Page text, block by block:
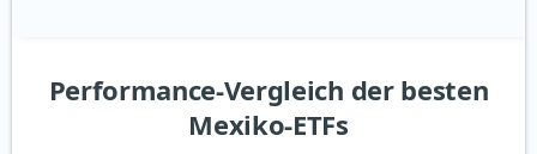
Performance-Vergleich der besten
Mexiko-ETFs